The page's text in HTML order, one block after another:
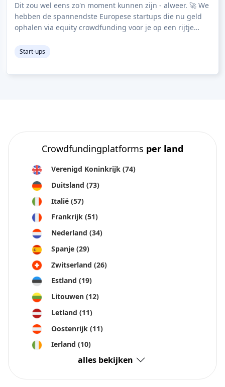
Dit zou wel eens zo'n moment kunnen zijn - alweer. 🚀 We
hebben de spannendste Europese startups die nu geld
ophalen via equity crowdfunding voor je op een rijtje
Start-ups
Crowdfundingplatforms per land
Verenigd Koninkrijk (74)
Duitsland (73)
Italië (57)
Frankrijk (51)
Nederland (34)
Spanje (29)
Zwitserland (26)
Estland (19)
Litouwen (12)
Letland (11)
Oostenrijk (11)
Ierland (10)
alles bekijken